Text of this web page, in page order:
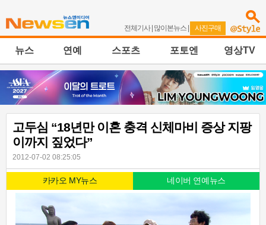
전체기사| 많이본뉴스 | 사진구매
뉴스 연예 스포츠 포토엔 영상TV
고두심 “18년만 이혼 충격 신체마비 증상 지팡
이까지 짚었다”
2012-07-02 08:25:05
카카오 MY뉴스 네이버 연예뉴스